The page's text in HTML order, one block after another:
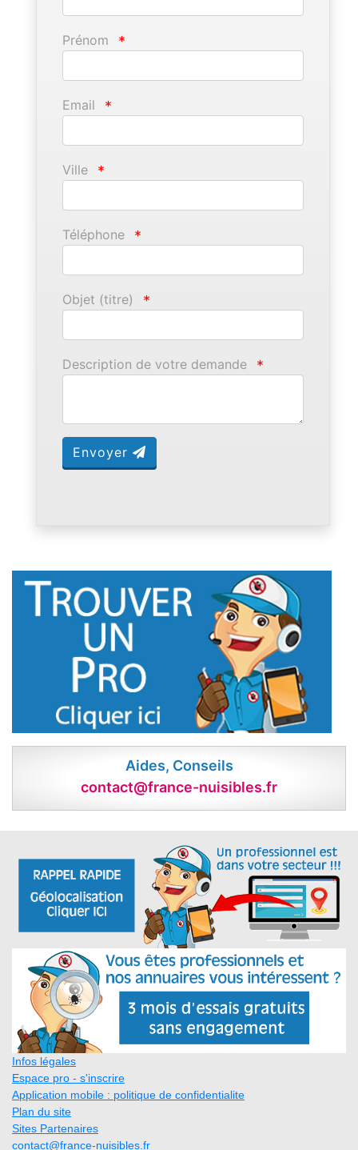
Prénom *
Email *
Ville *
Téléphone *
Objet (titre) *
Description de votre demande *
Envoyer
Aides, Conseils
contact@france-nuisibles.fr
Infos légales
Espace pro - s'inscrire
Application mobile : politique de confidentialite
Plan du site
Sites Partenaires
contact@france-nuisibles.fr